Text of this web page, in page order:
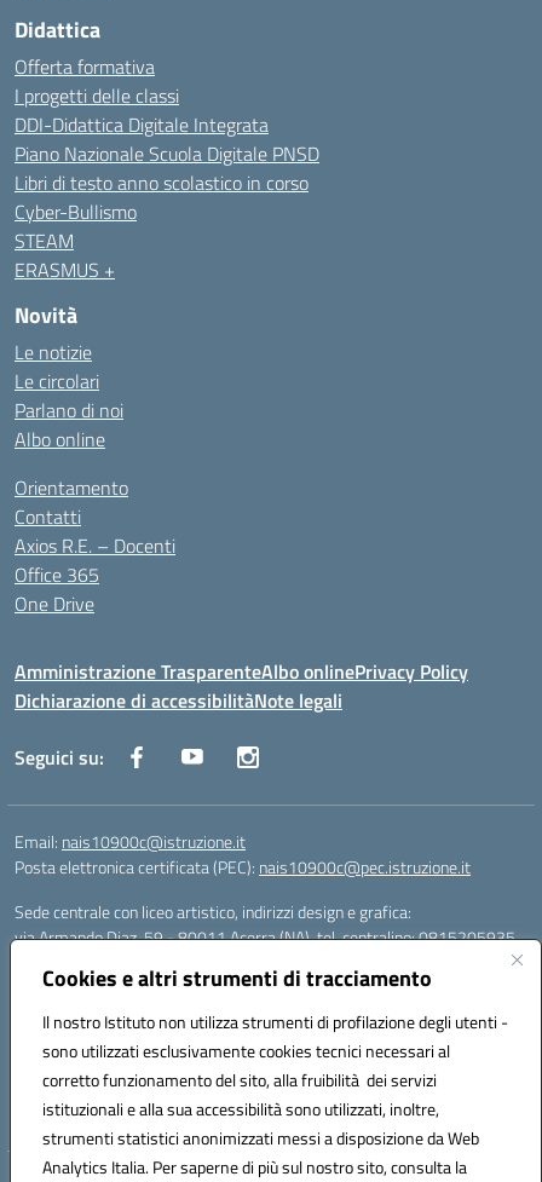
Cookies e altri strumenti di tracciamento
Il nostro Istituto non utilizza strumenti di profilazione degli utenti -
sono utilizzati esclusivamente cookies tecnici necessari al
corretto funzionamento del sito, alla fruibilità dei servizi
istituzionali e alla sua accessibilità sono utilizzati, inoltre,
strumenti statistici anonimizzati messi a disposizione da Web
Analytics Italia. Per saperne di più sul nostro sito, consulta la
Didattica
Offerta formativa
I progetti delle classi
DDI-Didattica Digitale Integrata
Piano Nazionale Scuola Digitale PNSD
Libri di testo anno scolastico in corso
Cyber-Bullismo
STEAM
ERASMUS +
Novità
Le notizie
Le circolari
Parlano di noi
Albo online
Orientamento
Contatti
Axios R.E. – Docenti
Office 365
One Drive
Amministrazione TrasparenteAlbo onlinePrivacy Policy
Dichiarazione di accessibilitàNote legali
Seguici su:
Email: nais10900c@istruzione.it
Posta elettronica certificata (PEC): nais10900c@pec.istruzione.it
Sede centrale con liceo artistico, indirizzi design e grafica:
via Armando Diaz, 59 - 80011 Acerra (NA), tel. centralino: 0815205935
via T. Campanella, 80011 Acerra (NA), tel/fax: 0818850905
Sede succursale con liceo musicale:
via S. Pellico, 80011 Acerra (NA), tel: 08119660921
Email: nais10900c@istruzione.it | PEC: nais10900c@pec.istruzione.it |
Nome Ufficio PA: Uff_eFatturaPA | Codice Univoco ufficio: UFOYYV |
C.Fisc: 93056740637